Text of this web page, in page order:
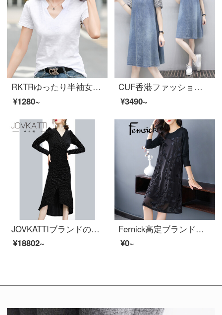
RKTRゆったり半袖女性Tシャツー竹節綿2021年夏新商品VネックカジュアルカジュアルカジュアルカジュアルカジュアルカジュアルカジュアルカジュアルカジュアルカジュアルカジュアルカジュアルカジュアルカジュアルカジュアルカジュアルカジュアルパーフェクトホワイトL
¥1280~
CUF香港ファッションブランドがゆったりしていて痩せやすいデニムスカート半袖女装夏新商品ファッションをしています。
¥3490~
JOVKATTIブランドの女装黒不規則ベルモット2021秋冬新着商品設計感小众気質收腰顕やせバッグヒップローリングブラックM
¥18802~
Fernick高定ブランドの潮流を底にしたワンピスの新着荷商品2021年秋の服装とファッションがセットになっている女装カバーーのお腹が見えるスリムスカウト女性黒2 XL【140-160斤を提案します】
¥0~